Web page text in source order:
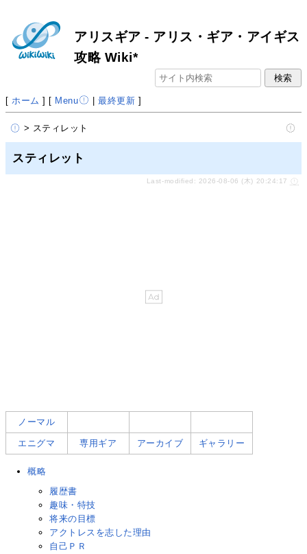
アリスギア - アリス・ギア・アイギス
攻略 Wiki*
[ ホーム ] [ Menu |最終更新 ]
> スティレット
スティレット
Last-modified: 2026-08-06 (木) 20:24:17
ノーマル
エニグマ 専用ギア アーカイブ ギャラリー
概略
履歴書
趣味・特技
将来の目標
アクトレスを志した理由
自己ＰＲ